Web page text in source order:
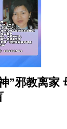
”邪教离家